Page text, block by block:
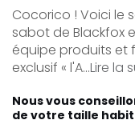
Cocorico ! Voici le
sabot de Blackfox
équipe produits et
exclusif « l'A...Lire la
Nous vous
de votre taille